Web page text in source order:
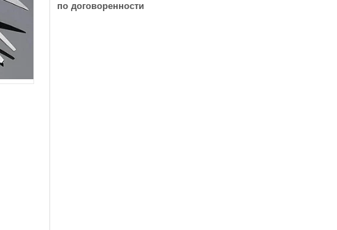
по договоренности